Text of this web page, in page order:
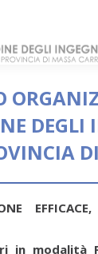
DEGLI
in modalità